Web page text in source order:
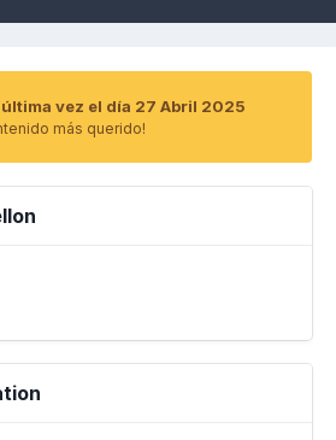
vez el día 27 Abril 2025
más querido!